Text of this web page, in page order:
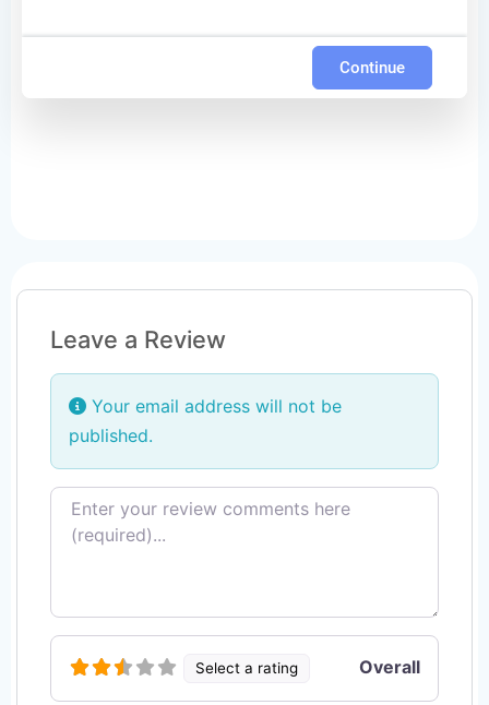
Continue
Leave a Review
Your email address will not be
published.
Review text
Select a rating Overall